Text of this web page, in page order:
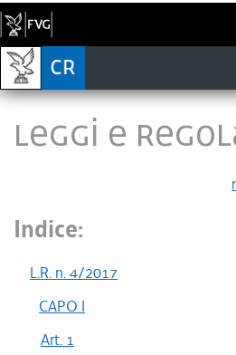
LEGGI E
Indice:
L.R. n. 4/2017
CAPO I
Art. 1